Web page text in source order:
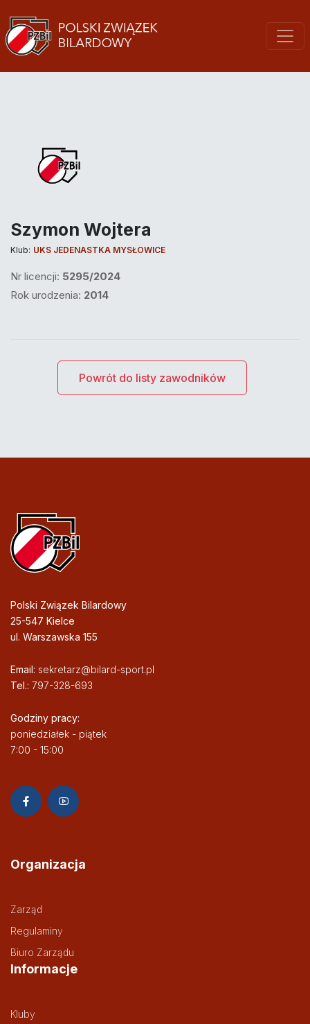
Szymon Wojtera
Klub: UKS JEDENASTKA MYSŁOWICE
Nr licencji: 5295/2024
Rok urodzenia: 2014
Powrót do listy zawodników
Polski Związek Bilardowy
25-547 Kielce
ul. Warszawska 155
Email: sekretarz@bilard-sport.pl
Tel.: 797-328-693
Godziny pracy:
poniedziałek - piątek
7:00 - 15:00
Organizacja
Zarząd
Regulaminy
Biuro Zarządu
Informacje
Kluby